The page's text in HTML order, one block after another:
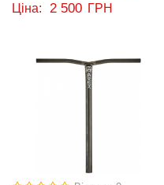
Ціна: 2 500 ГРН